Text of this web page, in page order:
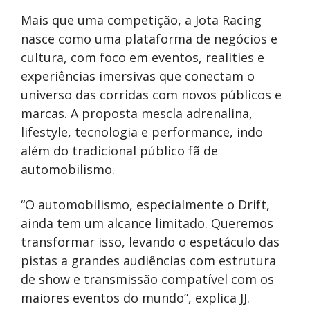
Mais que uma competição, a Jota Racing
nasce como uma plataforma de negócios e
cultura, com foco em eventos, realities e
experiências imersivas que conectam o
universo das corridas com novos públicos e
marcas. A proposta mescla adrenalina,
lifestyle, tecnologia e performance, indo
além do tradicional público fã de
automobilismo.
“O automobilismo, especialmente o Drift,
ainda tem um alcance limitado. Queremos
transformar isso, levando o espetáculo das
pistas a grandes audiências com estrutura
de show e transmissão compatível com os
maiores eventos do mundo”, explica JJ.